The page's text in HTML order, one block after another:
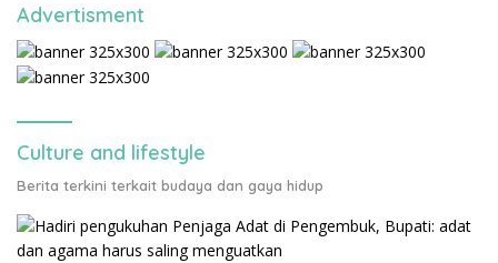
Advertisment
Culture and lifestyle
Berita terkini terkait budaya dan gaya hidup